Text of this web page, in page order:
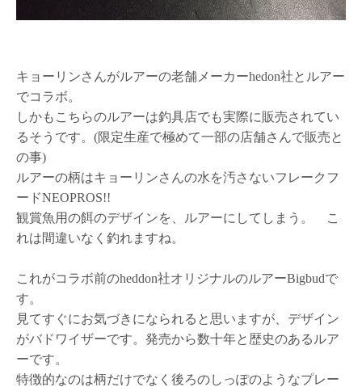
キョーリンさんがルアーの老舗メーカーhedon社とルアー
でコラボ。
しかもこちらのルアーは釣具店でも実際に販売されてい
るそうです。(限定生産で極めて一部の店舗さんで販売と
の事)
ルアーの柄はキョーリンさんの水を汚さないフレークフ
ードNEOPROS!!
観賞魚用の餌のデザインを、ルアーにしてしまう。 こ
れは間違いなく釣れますね。
これがコラボ前のheddon社オリジナルのルアーBigbudで
す。
見てすぐにお気づきになられると思いますが、デザイン
がバドワイザーです。発売から数十年と歴史のあるルア
ーです。
特徴的なのは柄だけでなく後ろのしっぽのようなプレー